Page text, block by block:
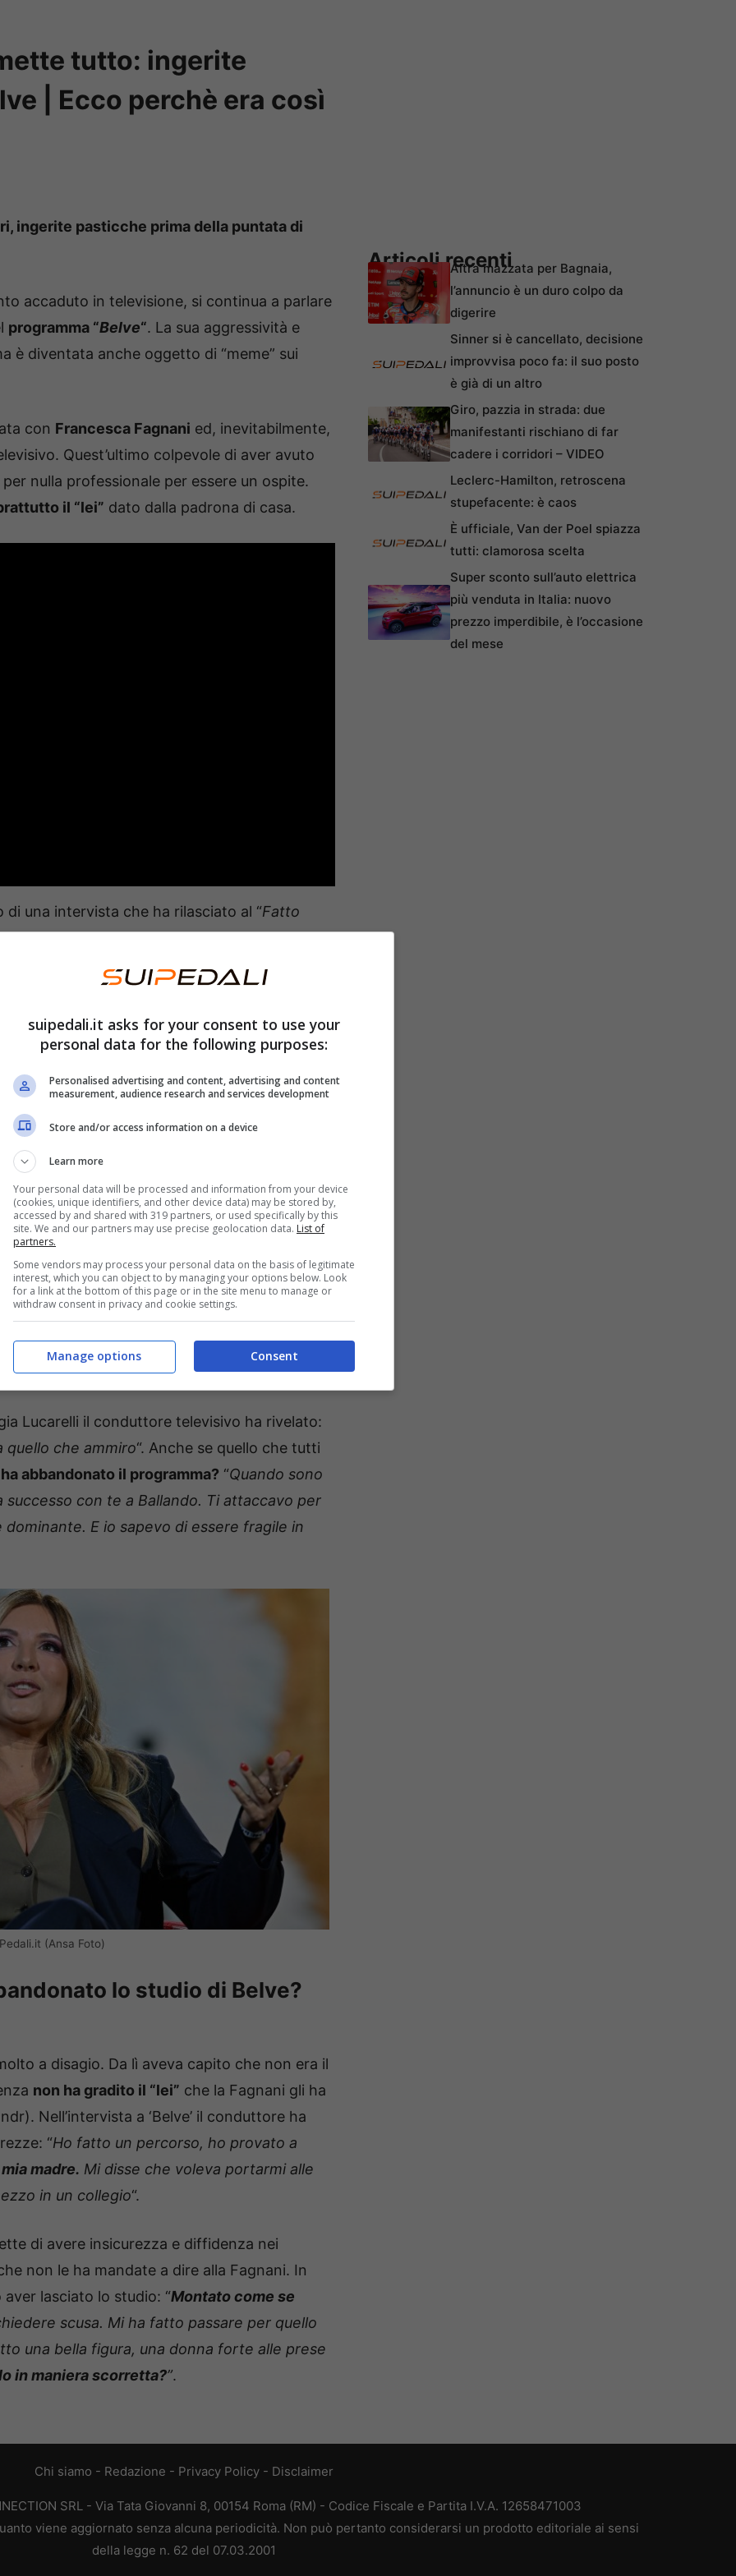
tutto: ingerite
| Ecco perchè era così
ingerite pasticche prima della puntata di
accaduto in televisione, si continua a parlare
programma “Belve“. La sua aggressività e
è diventata anche oggetto di “meme” sui
con Francesca Fagnani ed, inevitabilmente,
Quest’ultimo colpevole di aver avuto
per nulla professionale per essere un ospite.
il “lei” dato dalla padrona di casa.
una intervista che ha rilasciato al “Fatto
preso delle pasticche prima della puntata.
oppure giorni o settimane prima della
stravolgendo completamentetutti i piani.
pensando di sospendere gli impegni col
mondo della tvper un determinato periodo:
per davvero? Le
Lexotan: “
anche con alcuni suoi amici che lo
tutto”. Anche se la voglia di sospendere il
è molto forte. Insomma, afferma di non stare
c’è chi, addirittura, lo ha
Lucarelli il conduttore televisivo ha rivelato:
quello che ammiro“. Anche se quello che tutti
abbandonato il programma? “Quando sono
con te a Ballando. Ti attaccavo per
E io sapevo di essere fragile in
(Ansa Foto)
lo studio di Belve?
a disagio. Da lì aveva capito che non era il
non ha gradito il “lei” che la Fagnani gli ha
Nell’intervista a ‘Belve’ il conduttore ha
“Ho fatto un percorso, ho provato a
madre. Mi disse che voleva portarmi alle
in un collegio“.
di avere insicurezza e diffidenza nei
non le ha mandate a dire alla Fagnani. In
lasciato lo studio: “Montato come se
scusa. Mi ha fatto passare per quello
una bella figura, una donna forte alle prese
in maniera scorretta?”.
Articoli recentiAltra mazzata per Bagnaia,
l’annuncio è un duro colpo da
digerire
Sinner si è cancellato, decisione
improvvisa poco fa: il suo posto
è già di un altro
Giro, pazzia in strada: due
manifestanti rischiano di far
cadere i corridori – VIDEO
Leclerc-Hamilton, retroscena
stupefacente: è caos
È ufficiale, Van der Poel spiazza
tutti: clamorosa scelta
Super sconto sull’auto elettrica
più venduta in Italia: nuovo
prezzo imperdibile, è l’occasione
del mese
Chi siamo - Redazione - Privacy Policy - Disclaimer
SRL - Via Tata Giovanni 8, 00154 Roma (RM) - Codice Fiscale e Partita I.V.A. 12658471003
viene aggiornato senza alcuna periodicità. Non può pertanto considerarsi un prodotto editoriale ai sensi
della legge n. 62 del 07.03.2001
suipedali.it asks for your consent to use your
personal data for the following purposes:
Personalised advertising and content, advertising and content
measurement, audience research and services development
Store and/or access information on a device
Learn more
Your personal data will be processed and information from your device
(cookies, unique identifiers, and other device data) may be stored by,
accessed by and shared with 319 partners, or used specifically by this
site. We and our partners may use precise geolocation data. List of
partners.
Some vendors may process your personal data on the basis of legitimate
interest, which you can object to by managing your options below. Look
for a link at the bottom of this page or in the site menu to manage or
withdraw consent in privacy and cookie settings.
Consent
Manage options